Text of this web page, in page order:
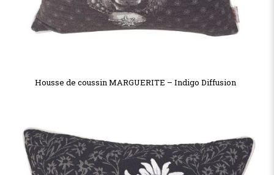
Housse de coussin MARGUERITE – Indigo Diffusion